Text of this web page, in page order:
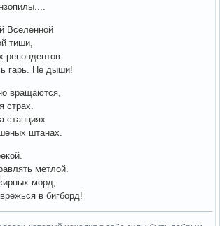
Вселенной
тиши,
репондентов.
гарь. Не дыши!
вращаются,
страх.
станциях
штанах.
метлой.
морд,
в бигборд!